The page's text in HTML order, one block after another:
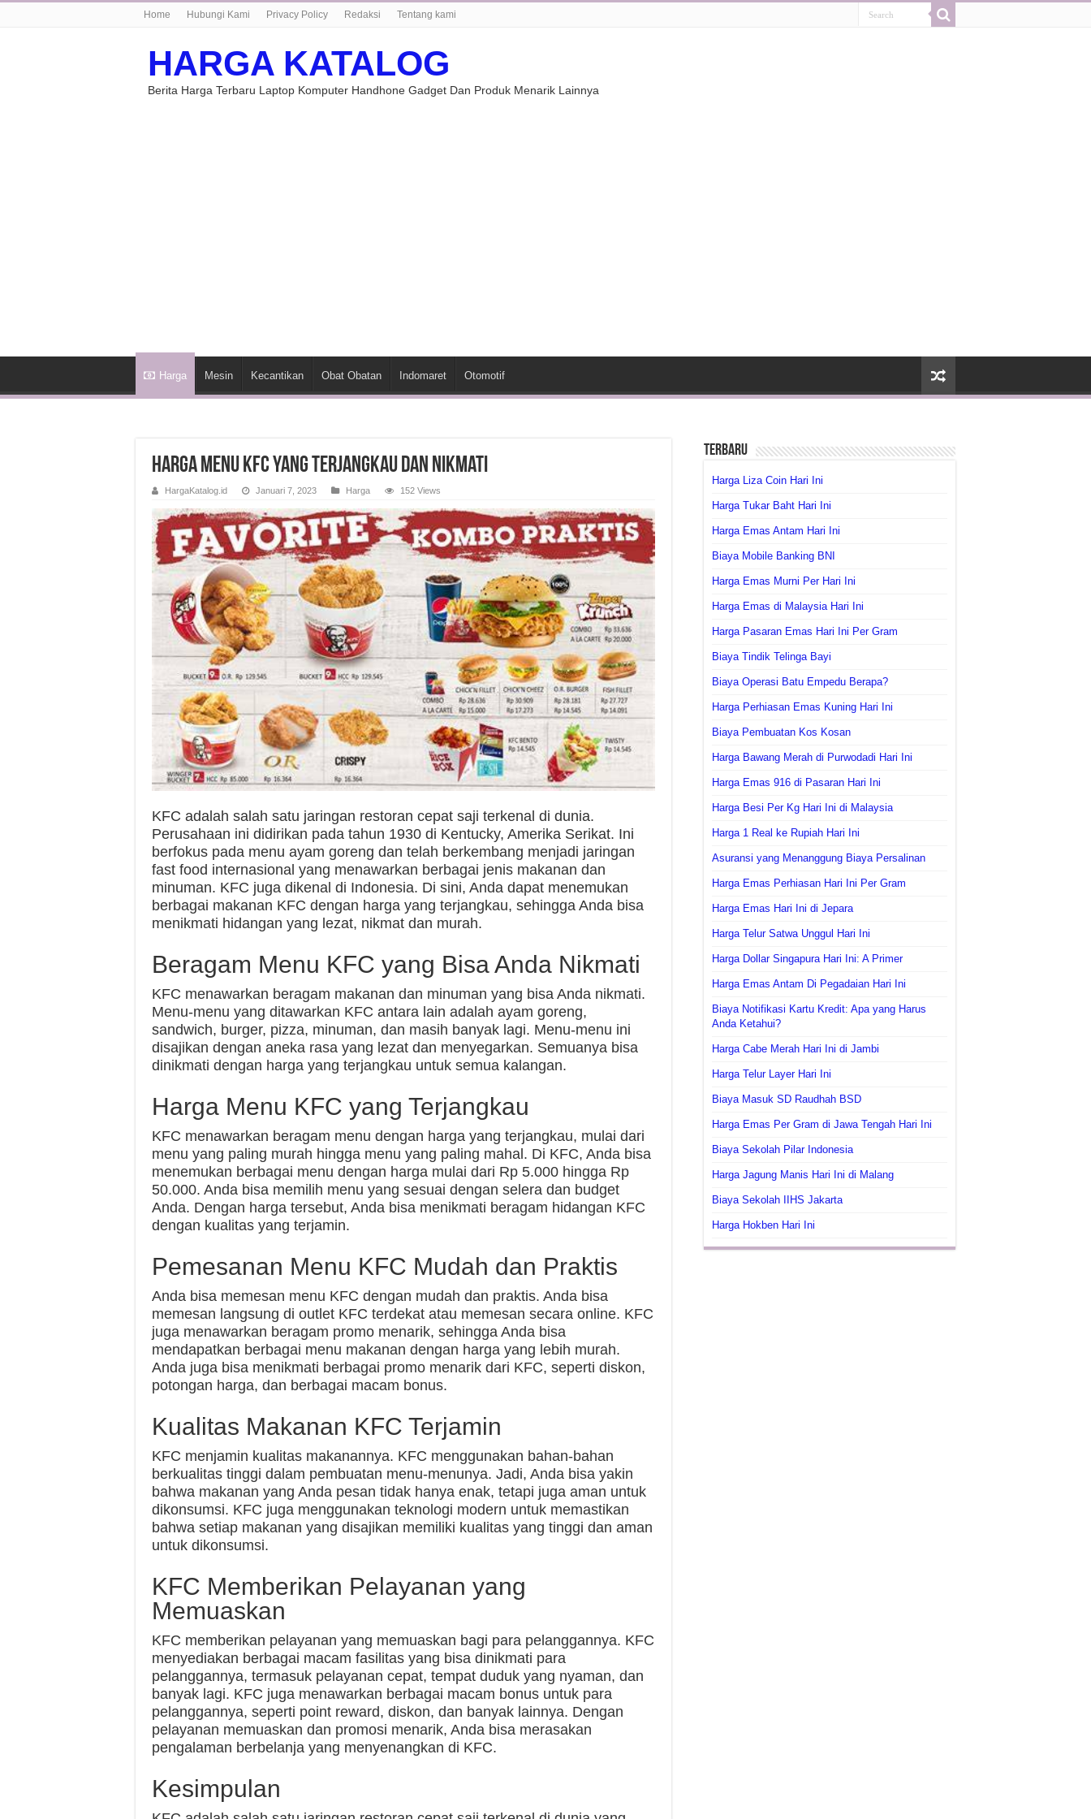
Home Hubungi Kami Privacy Policy Redaksi Tentang kami
HARGA KATALOG
Berita Harga Terbaru Laptop Komputer Handhone Gadget Dan Produk Menarik Lainnya
Harga Mesin Kecantikan Obat Obatan Indomaret Otomotif
Harga Menu KFC yang Terjangkau dan Nikmati
HargaKatalog.id Januari 7, 2023 Harga 152 Views
KFC adalah salah satu jaringan restoran cepat saji terkenal di dunia.
Perusahaan ini didirikan pada tahun 1930 di Kentucky, Amerika Serikat. Ini
berfokus pada menu ayam goreng dan telah berkembang menjadi jaringan
fast food internasional yang menawarkan berbagai jenis makanan dan
minuman. KFC juga dikenal di Indonesia. Di sini, Anda dapat menemukan
berbagai makanan KFC dengan harga yang terjangkau, sehingga Anda bisa
menikmati hidangan yang lezat, nikmat dan murah.
Beragam Menu KFC yang Bisa Anda Nikmati
KFC menawarkan beragam makanan dan minuman yang bisa Anda nikmati.
Menu-menu yang ditawarkan KFC antara lain adalah ayam goreng,
sandwich, burger, pizza, minuman, dan masih banyak lagi. Menu-menu ini
disajikan dengan aneka rasa yang lezat dan menyegarkan. Semuanya bisa
dinikmati dengan harga yang terjangkau untuk semua kalangan.
Harga Menu KFC yang Terjangkau
KFC menawarkan beragam menu dengan harga yang terjangkau, mulai dari
menu yang paling murah hingga menu yang paling mahal. Di KFC, Anda bisa
menemukan berbagai menu dengan harga mulai dari Rp 5.000 hingga Rp
50.000. Anda bisa memilih menu yang sesuai dengan selera dan budget
Anda. Dengan harga tersebut, Anda bisa menikmati beragam hidangan KFC
dengan kualitas yang terjamin.
Pemesanan Menu KFC Mudah dan Praktis
Anda bisa memesan menu KFC dengan mudah dan praktis. Anda bisa
memesan langsung di outlet KFC terdekat atau memesan secara online. KFC
juga menawarkan beragam promo menarik, sehingga Anda bisa
mendapatkan berbagai menu makanan dengan harga yang lebih murah.
Anda juga bisa menikmati berbagai promo menarik dari KFC, seperti diskon,
potongan harga, dan berbagai macam bonus.
Kualitas Makanan KFC Terjamin
KFC menjamin kualitas makanannya. KFC menggunakan bahan-bahan
berkualitas tinggi dalam pembuatan menu-menunya. Jadi, Anda bisa yakin
bahwa makanan yang Anda pesan tidak hanya enak, tetapi juga aman untuk
dikonsumsi. KFC juga menggunakan teknologi modern untuk memastikan
bahwa setiap makanan yang disajikan memiliki kualitas yang tinggi dan aman
untuk dikonsumsi.
KFC Memberikan Pelayanan yang
Memuaskan
KFC memberikan pelayanan yang memuaskan bagi para pelanggannya. KFC
menyediakan berbagai macam fasilitas yang bisa dinikmati para
pelanggannya, termasuk pelayanan cepat, tempat duduk yang nyaman, dan
banyak lagi. KFC juga menawarkan berbagai macam bonus untuk para
pelanggannya, seperti point reward, diskon, dan banyak lainnya. Dengan
pelayanan memuaskan dan promosi menarik, Anda bisa merasakan
pengalaman berbelanja yang menyenangkan di KFC.
Kesimpulan
Terbaru
Harga Liza Coin Hari Ini
Harga Tukar Baht Hari Ini
Harga Emas Antam Hari Ini
Biaya Mobile Banking BNI
Harga Emas Murni Per Hari Ini
Harga Emas di Malaysia Hari Ini
Harga Pasaran Emas Hari Ini Per Gram
Biaya Tindik Telinga Bayi
Biaya Operasi Batu Empedu Berapa?
Harga Perhiasan Emas Kuning Hari Ini
Biaya Pembuatan Kos Kosan
Harga Bawang Merah di Purwodadi Hari Ini
Harga Emas 916 di Pasaran Hari Ini
Harga Besi Per Kg Hari Ini di Malaysia
Harga 1 Real ke Rupiah Hari Ini
Asuransi yang Menanggung Biaya Persalinan
Harga Emas Perhiasan Hari Ini Per Gram
Harga Emas Hari Ini di Jepara
Harga Telur Satwa Unggul Hari Ini
Harga Dollar Singapura Hari Ini: A Primer
Harga Emas Antam Di Pegadaian Hari Ini
Biaya Notifikasi Kartu Kredit: Apa yang Harus
Anda Ketahui?
Harga Cabe Merah Hari Ini di Jambi
Harga Telur Layer Hari Ini
Biaya Masuk SD Raudhah BSD
Harga Emas Per Gram di Jawa Tengah Hari Ini
Biaya Sekolah Pilar Indonesia
Harga Jagung Manis Hari Ini di Malang
Biaya Sekolah IIHS Jakarta
Harga Hokben Hari Ini